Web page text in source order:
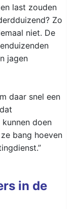
last zouden
Zo
niet. De
jagen
daar snel een
doen
bang hoeven
in de